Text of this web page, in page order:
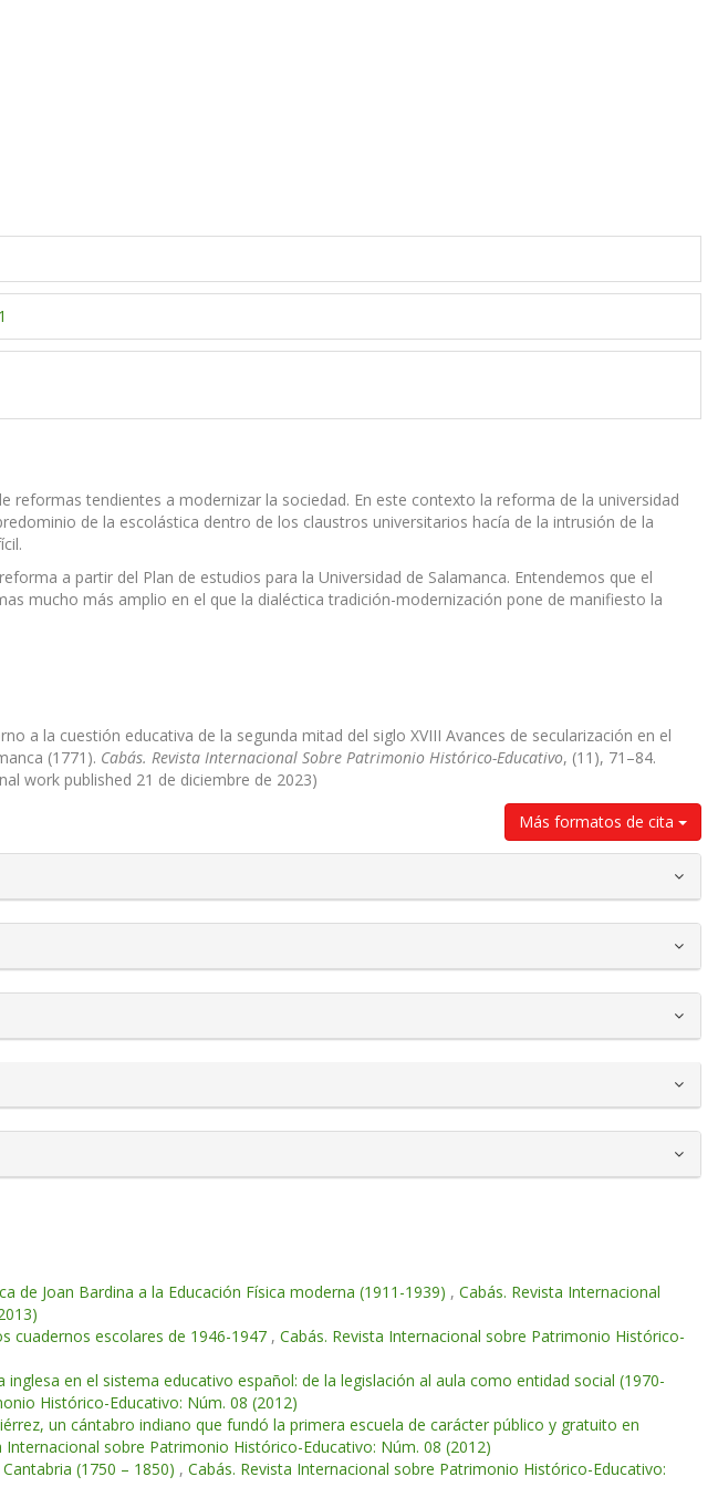
reformas tendientes a modernizar la sociedad. En este contexto la reforma de la universidad
de la escolástica dentro de los claustros universitarios hacía de la intrusión de la
a partir del Plan de estudios para la Universidad de Salamanca. Entendemos que el
mucho más amplio en el que la dialéctica tradición-modernización pone de manifiesto la
a la cuestión educativa de la segunda mitad del siglo XVIII Avances de secularización en el
(1771). Cabás. Revista Internacional Sobre Patrimonio Histórico-Educativo, (11), 71–84.
work published 21 de diciembre de 2023)
Más formatos de cita
de Joan Bardina a la Educación Física moderna (1911-1939) , Cabás. Revista Internacional
cuadernos escolares de 1946-1947 , Cabás. Revista Internacional sobre Patrimonio Histórico-
inglesa en el sistema educativo español: de la legislación al aula como entidad social (1970-
Histórico-Educativo: Núm. 08 (2012)
un cántabro indiano que fundó la primera escuela de carácter público y gratuito en
Internacional sobre Patrimonio Histórico-Educativo: Núm. 08 (2012)
(1750 – 1850) , Cabás. Revista Internacional sobre Patrimonio Histórico-Educativo: